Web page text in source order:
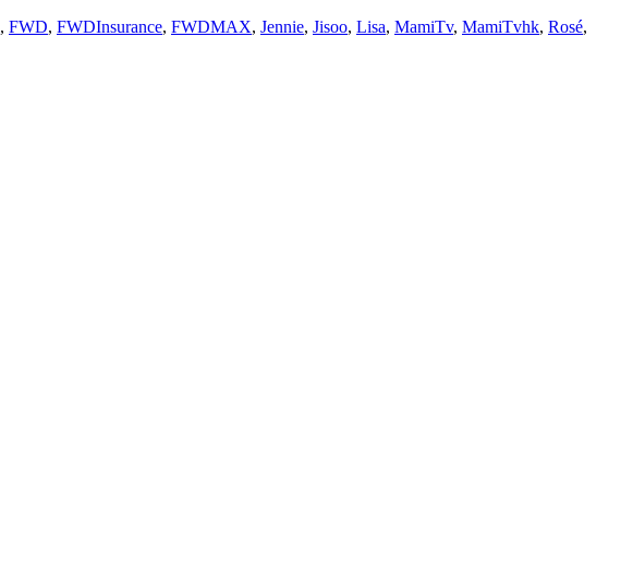
, FWD, FWDInsurance, FWDMAX, Jennie, Jisoo, Lisa, MamiTv, MamiTvhk, Rosé,